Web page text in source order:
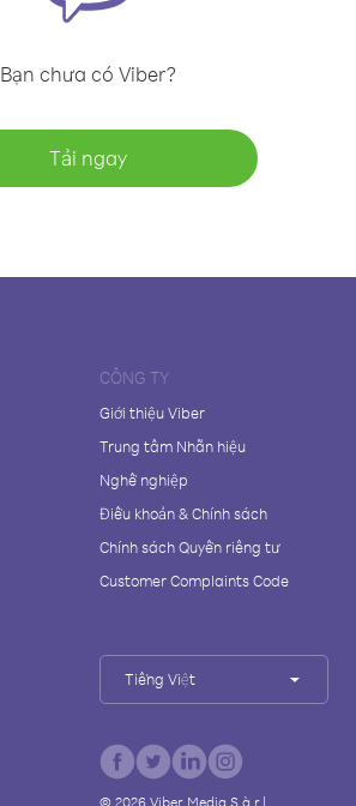
Bạn chưa có Viber?
Tải ngay
CÔNG TY
Giới thiệu Viber
Trung tâm Nhãn hiệu
Nghề nghiệp
Điều khoản & Chính sách
Chính sách Quyền riêng tư
Customer Complaints Code
Tiếng Việt
© 2026Viber Media S.à r.l.